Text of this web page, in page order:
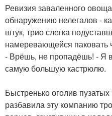
Ревизия заваленного
обнаружению нелегалов -
штук, трио слегка
намеревающейся паковать
- Врёшь, не пропадёшь! - Я
самую большую кастрюлю.
Быстренько оголив
разбавила эту компанию